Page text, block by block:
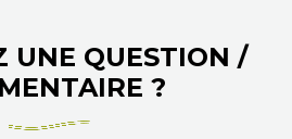
UNE QUESTION /
?